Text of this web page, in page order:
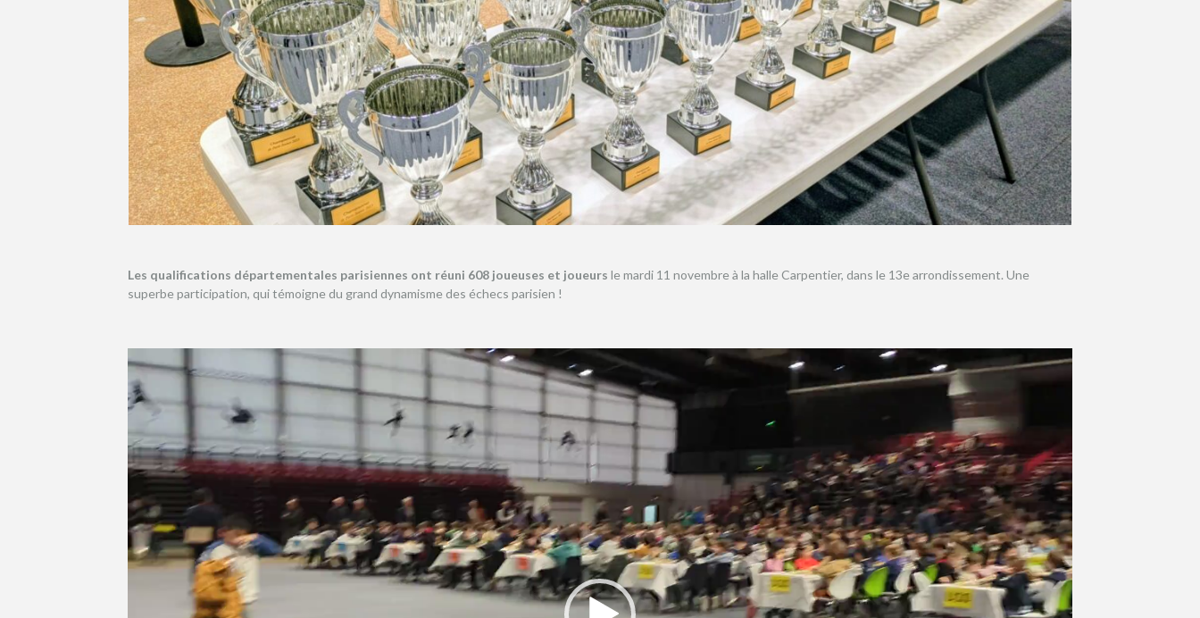
Les qualifications départementales parisiennes ont réuni 608 joueuses et joueurs le mardi 11 novembre à la halle Carpentier, dans le 13e arrondissement. Une
superbe participation, qui témoigne du grand dynamisme des échecs parisien !
Lecteur
vidéo